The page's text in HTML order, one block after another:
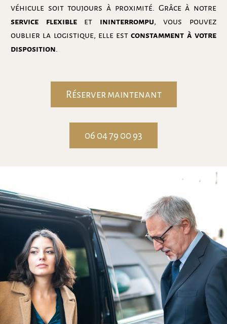
véhicule soit toujours à proximité. Grâce à notre
service flexibleet ininterrompu, vous pouvez
oublier la logistique, elle estconstamment à votre
disposition.
Réserver maintenant
06 04 79 00 93